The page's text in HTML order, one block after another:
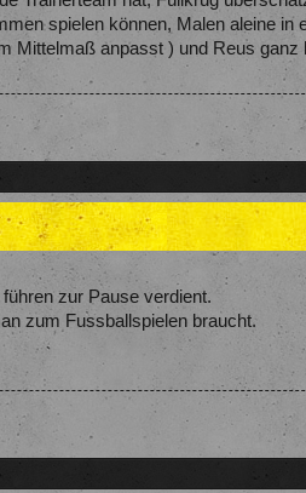
spielen können, Malen aleine in
Mittelmaß anpasst ) und Reus ganz
zur Pause verdient.
zum Fussballspielen braucht.